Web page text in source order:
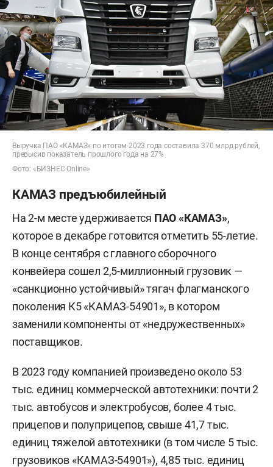
Выручка ПАО «КАМАЗ» по итогам 2023 года составила 370 млрд рублей,
превысив показатель прошлого года на 27%
Фото: «БИЗНЕС Online»
КАМАЗ предъюбилейный
На 2-м месте удерживается ПАО «КАМАЗ»,
которое в декабре готовится отметить 55-летие.
В конце сентября с главного сборочного
конвейера сошел 2,5-миллионный грузовик —
«санкционно устойчивый» тягач флагманского
поколения К5 «КАМАЗ-54901», в котором
заменили компоненты от «недружественных»
поставщиков.
В 2023 году компанией произведено около 53
тыс. единиц коммерческой автотехники: почти 2
тыс. автобусов и электробусов, более 4 тыс.
прицепов и полуприцепов, свыше 41,7 тыс.
единиц тяжелой автотехники (в том числе 5 тыс.
грузовиков «КАМАЗ-54901»), 4,85 тыс. единиц